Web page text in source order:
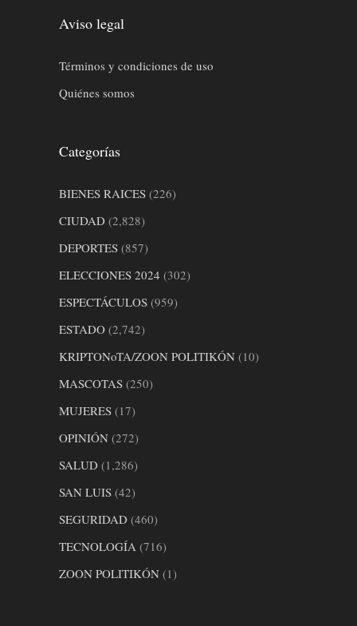
Aviso legal
Términos y condiciones de uso
Quiénes somos
Categorías
BIENES RAICES (226)
CIUDAD (2,828)
DEPORTES (857)
ELECCIONES 2024 (302)
ESPECTÁCULOS (959)
ESTADO (2,742)
KRIPTONoTA/ZOON POLITIKÓN (10)
MASCOTAS (250)
MUJERES (17)
OPINIÓN (272)
SALUD (1,286)
SAN LUIS (42)
SEGURIDAD (460)
TECNOLOGÍA (716)
ZOON POLITIKÓN (1)